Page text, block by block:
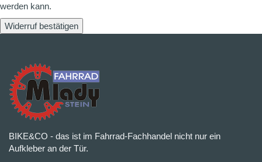
werden kann.
Widerruf bestätigen
BIKE&CO - das ist im Fahrrad-Fachhandel nicht nur ein
Aufkleber an der Tür.